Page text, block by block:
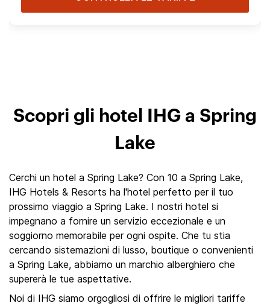
Scopri gli hotel IHG a Spring
Lake
Cerchi un hotel a Spring Lake? Con 10 a Spring Lake,
IHG Hotels & Resorts ha l'hotel perfetto per il tuo
prossimo viaggio a Spring Lake. I nostri hotel si
impegnano a fornire un servizio eccezionale e un
soggiorno memorabile per ogni ospite. Che tu stia
cercando sistemazioni di lusso, boutique o convenienti
a Spring Lake, abbiamo un marchio alberghiero che
supererà le tue aspettative.
Noi di IHG siamo orgogliosi di offrire le migliori tariffe